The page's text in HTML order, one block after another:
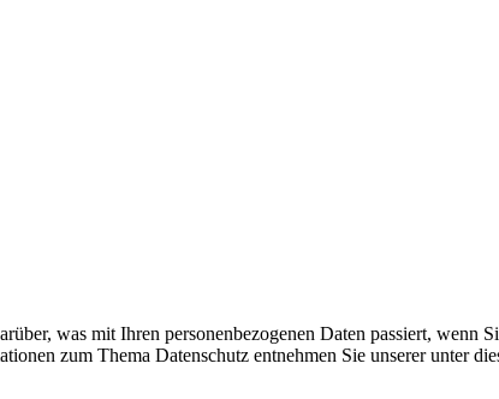
was mit Ihren personenbezogenen Daten passiert, wenn
zum Thema Datenschutz entnehmen Sie unserer unter